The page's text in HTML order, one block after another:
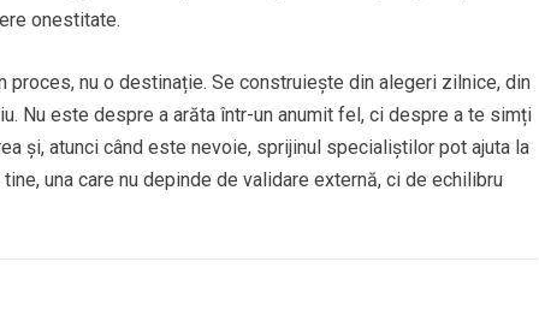
onestitate.
proces, nu o destinație. Se construiește din alegeri zilnice, din
Nu este despre a arăta într-un anumit fel, ci despre a te simți
și, atunci când este nevoie, sprijinul specialiștilor pot ajuta la
una care nu depinde de validare externă, ci de echilibru